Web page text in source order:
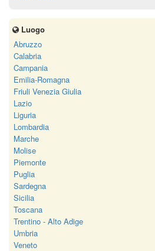
Luogo
Abruzzo
Calabria
Campania
Emilia-Romagna
Friuli Venezia Giulia
Lazio
Liguria
Lombardia
Marche
Molise
Piemonte
Puglia
Sardegna
Sicilia
Toscana
Trentino - Alto Adige
Umbria
Veneto